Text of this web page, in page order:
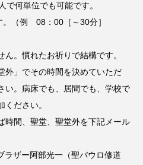
で何単位でも可能です。
。（例 08：00［～30分］
ん。慣れたお祈りで結構です。
外」でその時間を決めていただ
い。病床でも、居間でも、学校で
ださい。
時間、聖堂、聖堂外を下記メール
ザー阿部光一（聖パウロ修道